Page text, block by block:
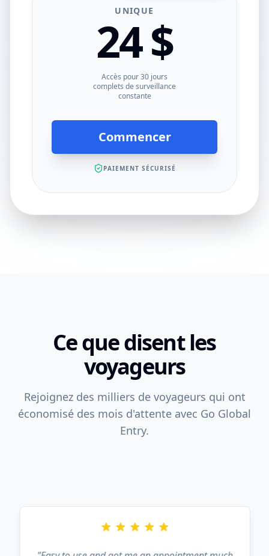
UNIQUE
24 $
Accès pour 30 jours
complets de surveillance
constante
Commencer
PAIEMENT SÉCURISÉ
Ce que disent les
voyageurs
Rejoignez des milliers de voyageurs qui ont
économisé des mois d'attente avec Go Global
Entry.